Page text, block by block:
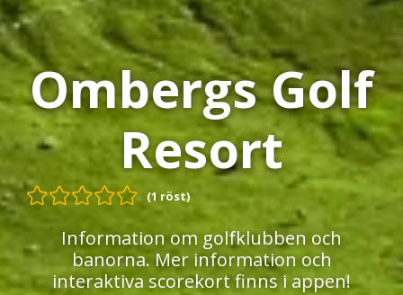
Ombergs Golf
Resort
(1 röst)
Information om golfklubben och
banorna. Mer information och
interaktiva scorekort finns i appen!